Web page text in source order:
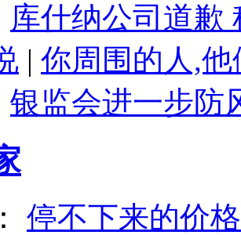
库什纳公司道歉
| 你周围的人,
银监会进一步防
： 停不下来的价